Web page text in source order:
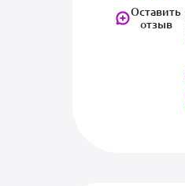
Оставить
отзыв